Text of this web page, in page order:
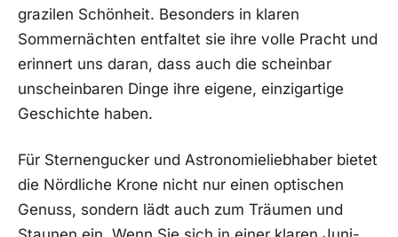
grazilen Schönheit. Besonders in ⁤klaren
Sommernächten entfaltet​ sie ihre volle Pracht und
erinnert​ uns daran, dass auch die scheinbar
unscheinbaren Dinge ihre eigene, einzigartige
Geschichte haben.
Für Sternengucker und Astronomieliebhaber bietet
die ⁤Nördliche Krone nicht ⁢nur einen optischen
Genuss, sondern ​lädt auch zum Träumen und